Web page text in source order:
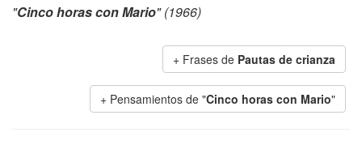
"Cinco horas con Mario" (1966)
+ Frases de Pautas de crianza
+ Pensamientos de "Cinco horas con Mario"